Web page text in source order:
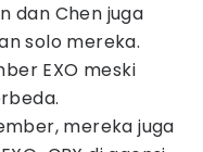
dan Chen juga
solo mereka.
EXO meski
mereka juga